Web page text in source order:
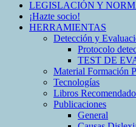
LEGISLACIÓN Y
¡Hazte socio!
HERRAMIENTAS
Detección y
Protocolo
TEST DE
Material Formación
Tecnologías
Libros
Publicaciones
General